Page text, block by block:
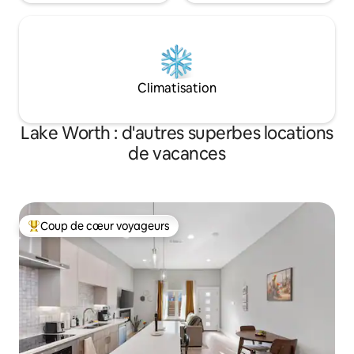
Climatisation
Lake Worth : d'autres superbes locations
de vacances
Coups de cœur voyageurs les plus appréciés
Coup de cœur voyageurs